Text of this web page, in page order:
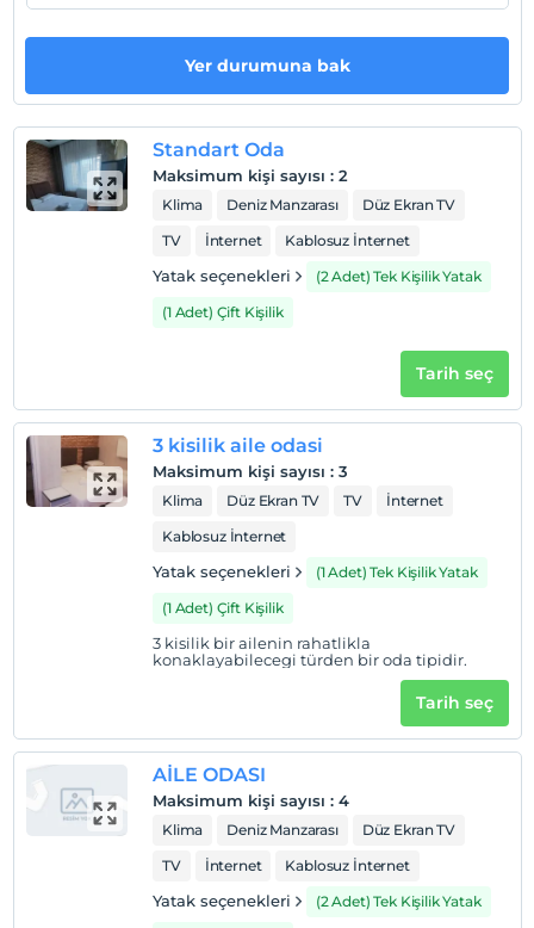
Haritada Göster
Otel koşulları
Check/in
En erken saat 14:00 ve sonrası
Check/out
En geç saat 11:00 ve öncesi
2 yaşına kadar olan bebekler ücretsizdir.
Her bir oda için 5 yaşına kadar 1 çocuk ücretsizdir
Yer durumuna bak
Standart Oda
Maksimum kişi sayısı : 2
Klima Deniz Manzarası
Düz Ekran TV
TV
İnternet Kablosuz İnternet
Yatak seçenekleri
(2 Adet) Tek Kişilik Yatak
(1 Adet) Çift Kişilik
Tarih seç
3 kisilik aile odasi
Maksimum kişi sayısı : 3
Klima Düz Ekran TV TV
İnternet
Kablosuz İnternet
Yatak seçenekleri
(1 Adet) Tek Kişilik Yatak
(1 Adet) Çift Kişilik
3 kisilik bir ailenin rahatlikla
konaklayabilecegi türden bir oda tipidir.
Tarih seç
AİLE ODASI
Maksimum kişi sayısı : 4
Klima Deniz Manzarası
Düz Ekran TV
TV
İnternet Kablosuz İnternet
Yatak seçenekleri
(2 Adet) Tek Kişilik Yatak